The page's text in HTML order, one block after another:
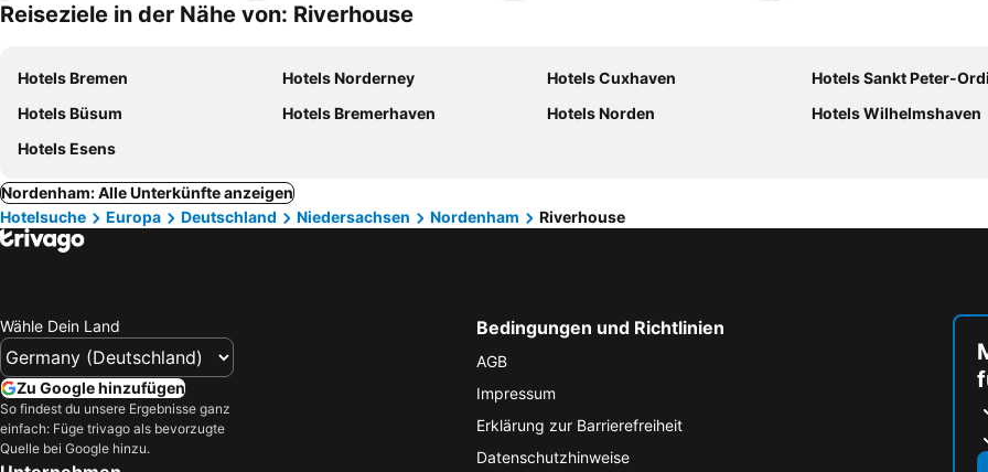
Reiseziele in der Nähe von: Riverhouse
Hotels Bremen Hotels Norderney Hotels Cuxhaven
Hotels Sankt Peter-
Hotels Büsum
Hotels Bremerhaven Hotels Norden
Hotels Wilhelmshaven
Hotels Esens
Nordenham: Alle Unterkünfte anzeigen
Hotelsuche
Europa Deutschland Niedersachsen Nordenham Riverhouse
Wähle Dein Land
Zu Google hinzufügen
So findest du unsere Ergebnisse ganz
einfach: Füge trivago als bevorzugte
Quelle bei Google hinzu.
Bedingungen und Richtlinien
AGB
Impressum
Erklärung zur Barrierefreiheit
Datenschutzhinweise